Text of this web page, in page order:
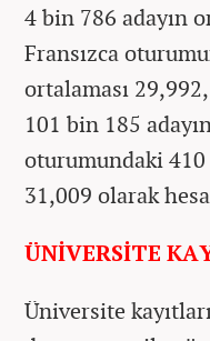
4 bin 786 adayın
Fransızca
ortalaması
101 bin 185
oturumundaki 410
31,009 olarak
ÜNİVERSİTE
Üniversite